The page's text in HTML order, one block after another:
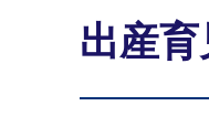
出産